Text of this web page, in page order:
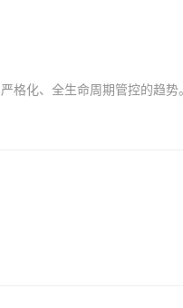
化、全生命周期管控的趋势